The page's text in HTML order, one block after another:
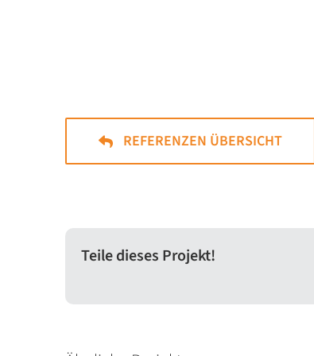
REFERENZEN ÜBERSICHT
Teile dieses Projekt!